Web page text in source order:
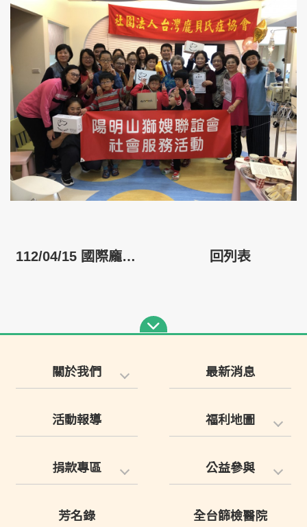
112/04/15 國際龐貝氏症日活動 大手牽小手 回列表
關於我們 最新消息
活動報導 福利地圖
捐款專區 公益參與
芳名錄 全台篩檢醫院